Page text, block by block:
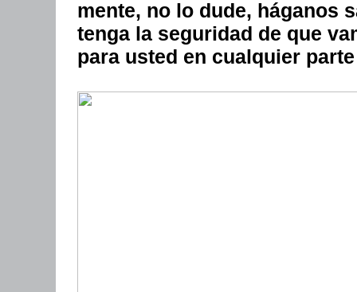
mente, no lo dude, háganos
tenga la seguridad de que
para usted en cualquier